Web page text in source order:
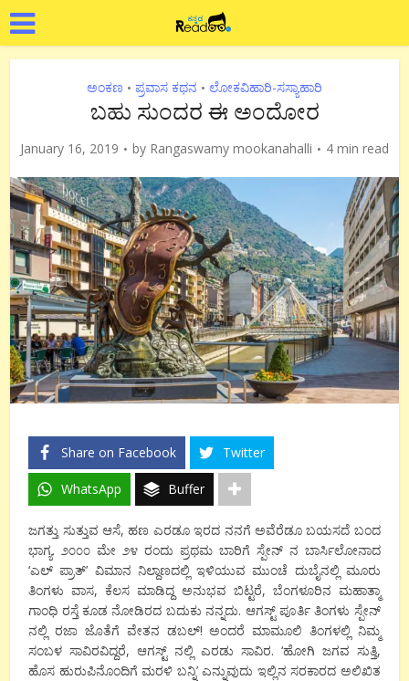
ಅಂಕಣ • ಪ್ರವಾಸ ಕಥನ • ಲೋಕವಿಹಾರಿ-ಸಸ್ಯಾಹಾರಿ
ಬಹು ಸುಂದರ ಈ ಅಂದೋರ
January 16, 2019 by Rangaswamy mookanahalli 4 min read
Share on Facebook Twitter
WhatsApp Buffer
ಜಗತ್ತು ಸುತ್ತುವ ಆಸೆ, ಹಣ ಎರಡೂ ಇರದ ನನಗೆ ಅವೆರೆಡೂ ಬಯಸದೆ ಬಂದ
ಭಾಗ್ಯ. ೨೦೦೦ ಮೇ ೨೪ ರಂದು ಪ್ರಥಮ ಬಾರಿಗೆ ಸ್ಪೇನ್ ನ ಬಾರ್ಸಿಲೋನಾದ
‘ಎಲ್ ಪ್ರಾತ್’ ವಿಮಾನ ನಿಲ್ದಾಣದಲ್ಲಿ ಇಳಿಯುವ ಮುಂಚೆ ದುಬೈನಲ್ಲಿ ಮೂರು
ತಿಂಗಳು ವಾಸ, ಕೆಲಸ ಮಾಡಿದ್ದ ಅನುಭವ ಬಿಟ್ಟರೆ, ಬೆಂಗಳೂರಿನ ಮಹಾತ್ಮಾ
ಗಾಂಧಿ ರಸ್ತೆ ಕೂಡ ನೋಡಿರದ ಬದುಕು ನನ್ನದು. ಆಗಸ್ಟ್ ಪೂರ್ತಿ ತಿಂಗಳು ಸ್ಪೇನ್
ನಲ್ಲಿ ರಜಾ ಜೊತೆಗೆ ವೇತನ ಡಬಲ್! ಅಂದರೆ ಮಾಮೂಲಿ ತಿಂಗಳಲ್ಲಿ ನಿಮ್ಮ
ಸಂಬಳ ಸಾವಿರವಿದ್ದರೆ, ಆಗಸ್ಟ್ ನಲ್ಲಿ ಎರಡು ಸಾವಿರ. ‘ಹೋಗಿ ಜಗವ ಸುತ್ತಿ,
ಹೊಸ ಹುರುಪಿನೊಂದಿಗೆ ಮರಳಿ ಬನ್ನಿ’ ಎನ್ನುವುದು ಇಲ್ಲಿನ ಸರಕಾರದ ಅಲಿಖಿತ